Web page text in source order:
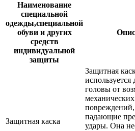
Наименование
специальной
одежды,специальной
обуви и других
средств
индивидуальной
защиты
Защитная каска
Защитная
головы от
механических
повреждений,
падающие
удары. Она